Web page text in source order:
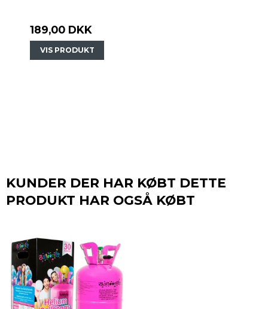
189,00 DKK
VIS PRODUKT
KUNDER DER HAR KØBT DETTE
PRODUKT HAR OGSÅ KØBT